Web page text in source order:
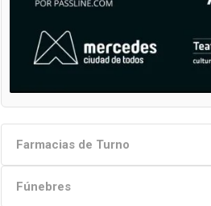
Farmacias de Turno
Fúnebres